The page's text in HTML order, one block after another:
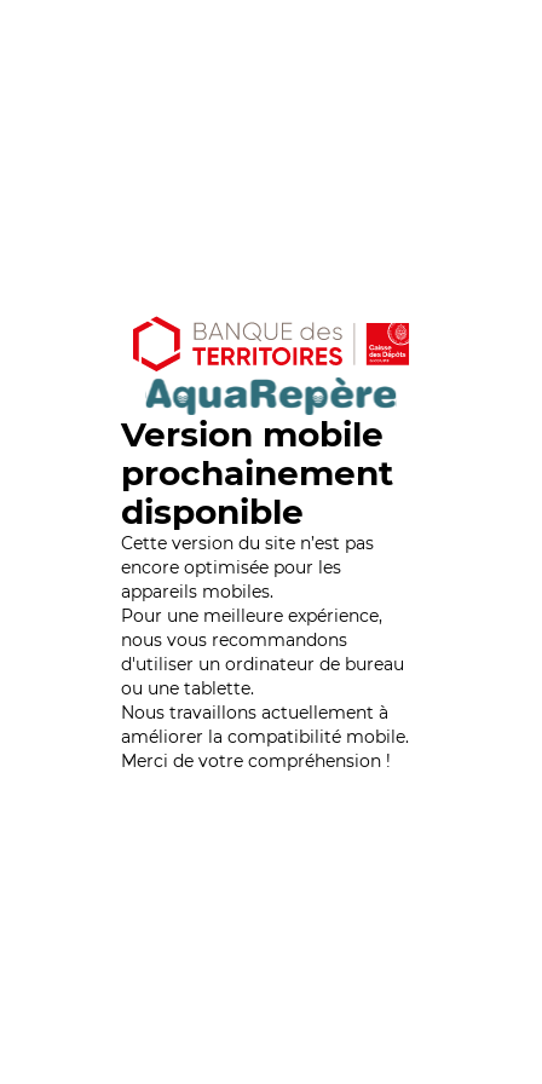
Version mobile
prochainement
disponible
Cette version du site n’est pas
encore optimisée pour les
appareils mobiles.
Pour une meilleure expérience,
nous vous recommandons
d'utiliser un ordinateur de bureau
ou une tablette.
Nous travaillons actuellement à
améliorer la compatibilité mobile.
Merci de votre compréhension !